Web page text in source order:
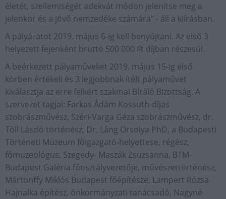
életét, szellemiségét adekvát módon jelenítse meg a
jelenkor és a jövő nemzedéke számára" - áll a kiírásban.
A pályázatot 2019. május 6-ig kell benyújtani. Az első 3
helyezett fejenként bruttó 500 000 Ft díjban részesül.
A beérkezett pályaműveket 2019. május 15-ig első
körben értékeli és 3 legjobbnak ítélt pályaművet
kiválasztja az erre felkért szakmai Bíráló Bizottság. A
szervezet tagjai: Farkas Ádám Kossuth-díjas
szobrászművész, Széri-Varga Géza szobrászművész, dr.
Töll László történész, Dr. Láng Orsolya PhD, a Budapesti
Történeti Múzeum főigazgató-helyettese, régész,
főmuzeológus, Szegedy- Maszák Zsuzsanna, BTM-
Budapest Galéria főosztályvezetője, művészettörténész,
Mártonffy Miklós Budapest főépítésze, Lampert Rózsa
Hajnalka építész, önkormányzati tanácsadó, Nagyné